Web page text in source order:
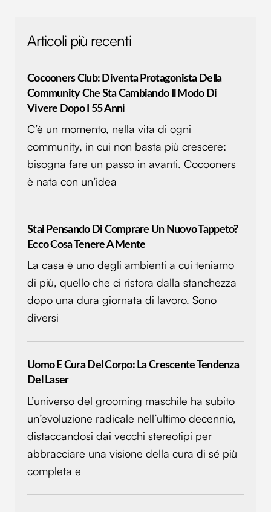
Articoli più recenti
Cocooners Club: Diventa Protagonista Della
Community Che Sta Cambiando Il Modo Di
Vivere Dopo I 55 Anni
C’è un momento, nella vita di ogni
community, in cui non basta più crescere:
bisogna fare un passo in avanti. Cocooners
è nata con un’idea
Stai Pensando Di Comprare Un Nuovo Tappeto?
Ecco Cosa Tenere A Mente
La casa è uno degli ambienti a cui teniamo
di più, quello che ci ristora dalla stanchezza
dopo una dura giornata di lavoro. Sono
diversi
Uomo E Cura Del Corpo: La Crescente Tendenza
Del Laser
L’universo del grooming maschile ha subito
un’evoluzione radicale nell’ultimo decennio,
distaccandosi dai vecchi stereotipi per
abbracciare una visione della cura di sé più
completa e